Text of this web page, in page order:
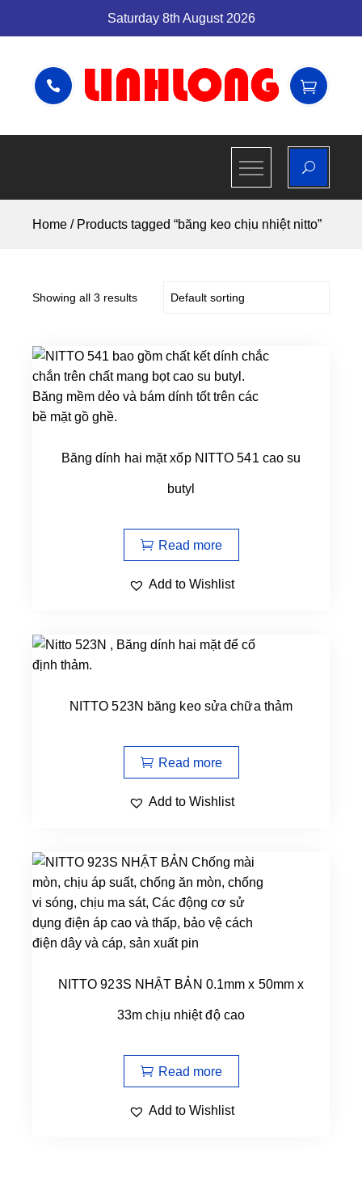
Saturday 8th August 2026
CÔNG TY
TNHH VẬT
TƯ CÔNG
LINH LONG
CÔNG NGHIỆP LINH LONG
Home / Products tagged “băng keo chịu nhiệt nitto”
Showing all 3 results
Băng dính hai mặt xốp NITTO 541 cao su
butyl
Read more
Add to Wishlist
NITTO 523N băng keo sửa chữa thảm
Read more
Add to Wishlist
NITTO 923S NHẬT BẢN 0.1mm x 50mm x
33m chịu nhiệt độ cao
Read more
Add to Wishlist